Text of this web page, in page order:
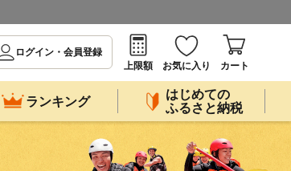
ログイン・会員登録
上限額
お気に入り カート
ランキング
はじめての
ふるさと納税